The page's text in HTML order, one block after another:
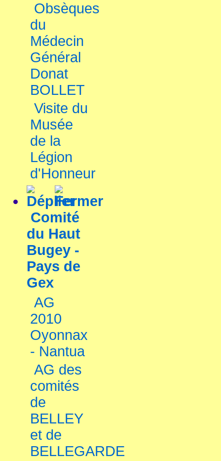
Obsèques
du
Médecin
Général
Donat
BOLLET
Visite du
Musée
de la
Légion
d'Honneur
Comité
du Haut
Bugey -
Pays de
Gex
AG
2010
Oyonnax
- Nantua
AG des
comités
de
BELLEY
et de
BELLEGARDE